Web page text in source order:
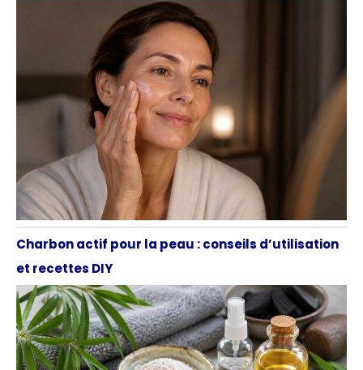
Charbon actif pour la peau : conseils d’utilisation
et recettes DIY